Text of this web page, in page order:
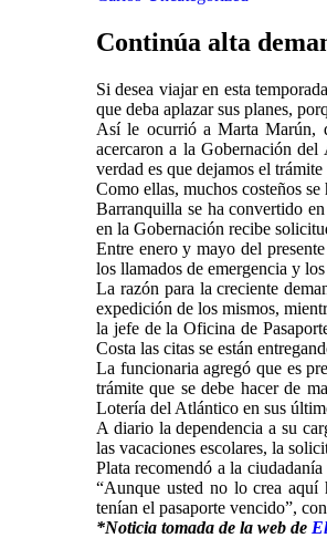
Continúa alta
Si desea viajar en esta
que deba aplazar sus planes,
Así le ocurrió a Marta Marún,
acercaron a la Gobernación
verdad es que dejamos el
Como ellas, muchos costeños
Barranquilla se ha convertido
en la Gobernación recibe
Entre enero y mayo del
los llamados de emergencia y
La razón para la creciente
expedición de los mismos,
la jefe de la Oficina de
Costa las citas se están
La funcionaria agregó que es
trámite que se debe hacer de
Lotería del Atlántico en sus
A diario la dependencia a su
las vacaciones escolares, la
Plata recomendó a la
“Aunque usted no lo crea aquí
tenían el pasaporte vencido”,
*Noticia tomada de la web de